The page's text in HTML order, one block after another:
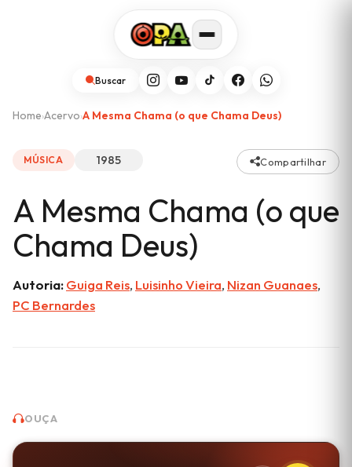
Buscar
Home›Acervo›A Mesma Chama (o que Chama Deus)
MÚSICA 1985 Compartilhar
A Mesma Chama (o que
Chama Deus)
Autoria:Guiga Reis, Luisinho Vieira, Nizan Guanaes,
PC Bernardes
OUÇA